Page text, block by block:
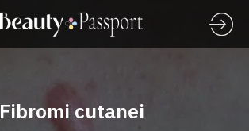
Fibromi cutanei